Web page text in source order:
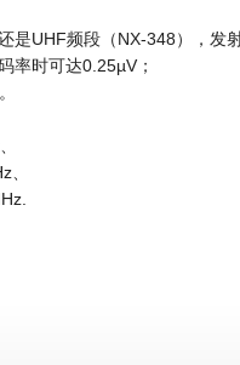
是UHF频段（NX-348），发
率时可达0.25µV；